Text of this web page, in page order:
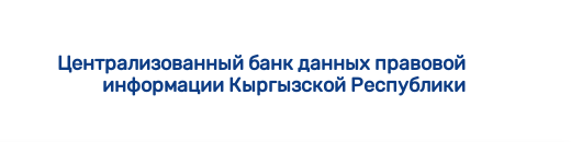
Централизованный банк данных правовой
информации Кыргызской Республики